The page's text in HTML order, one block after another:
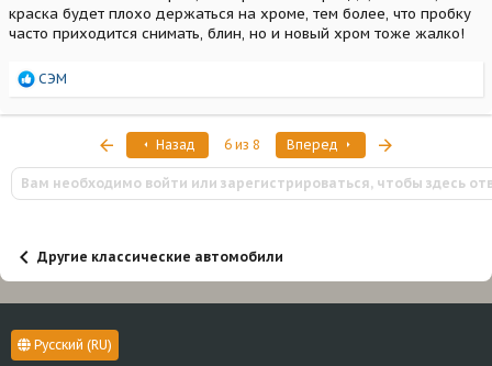
краска будет плохо держаться на хроме, тем более, что пробку
часто приходится снимать, блин, но и новый хром тоже жалко!
Р
а
и
и
:
СЭМ
ПервыйНазад 6 из 8 Вперед
Вам необходимо войти или зарегистрироваться, чтобы здесь
Другие классические автомобили
Русский (RU)